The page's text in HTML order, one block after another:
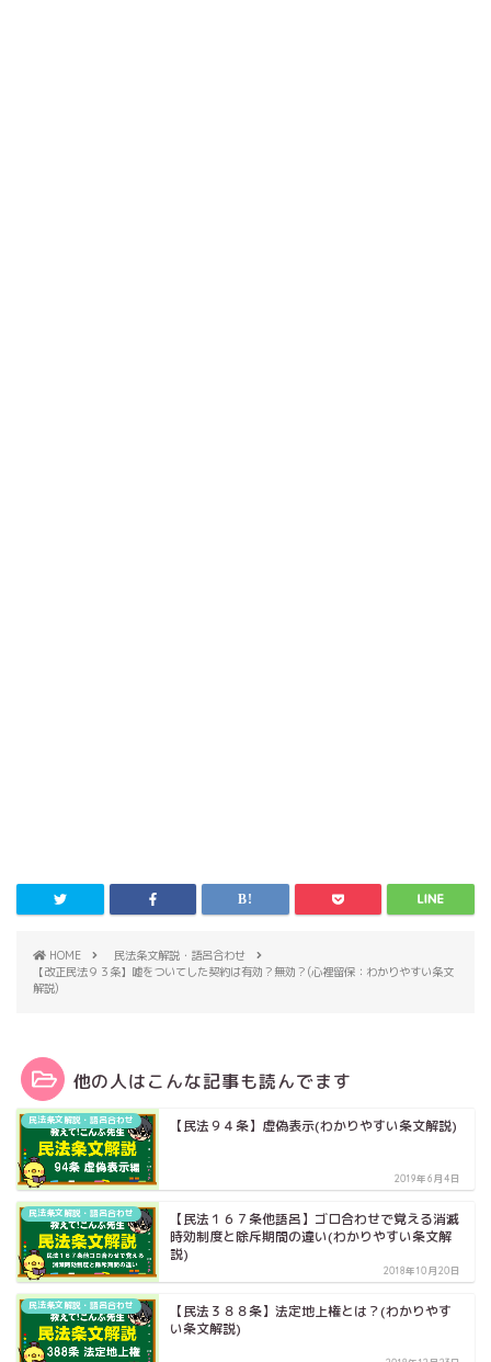
HOME
民法条文解説・語呂合わせ
【改正民法９３条】嘘をついてした契約は有効？無効？(心裡留保：わかりやすい条文
解説)
他の人はこんな記事も読んでます
民法条文解説・語呂合わせ 【民法９４条】虚偽表示(わかりやすい条文解説)
2019年6月4日
民法条文解説・語呂合わせ
【民法１６７条他語呂】ゴロ合わせで覚える消滅
時効制度と除斥期間の違い(わかりやすい条文解
説)
2018年10月20日
民法条文解説・語呂合わせ
【民法３８８条】法定地上権とは？(わかりやす
い条文解説)